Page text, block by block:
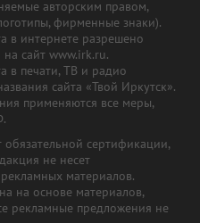
авторским правом,
фирменные знаки).
в интернете разрешено
на сайт www.irk.ru.
в печати, ТВ и радио
сайта «Твой Иркутск».
применяются все меры,
сертификации,
не несет
материалов.
на основе материалов,
рекламные предложения не